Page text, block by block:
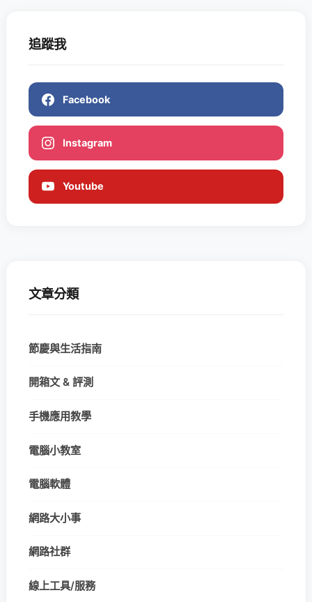
追蹤我
Facebook
Instagram
Youtube
文章分類
節慶與生活指南
開箱文 & 評測
手機應用教學
電腦小教室
電腦軟體
網路大小事
網路社群
線上工具/服務